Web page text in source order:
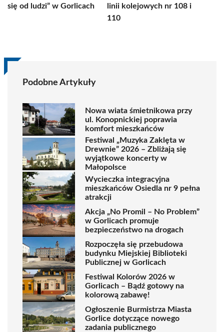
się od ludzi” w Gorlicach
linii kolejowych nr 108 i
110
Podobne Artykuły
Nowa wiata śmietnikowa przy
ul. Konopnickiej poprawia
komfort mieszkańców
Festiwal „Muzyka Zaklęta w
Drewnie” 2026 – Zbliżają się
wyjątkowe koncerty w
Małopolsce
Wycieczka integracyjna
mieszkańców Osiedla nr 9 pełna
atrakcji
Akcja „No Promil – No Problem”
w Gorlicach promuje
bezpieczeństwo na drogach
Rozpoczęła się przebudowa
budynku Miejskiej Biblioteki
Publicznej w Gorlicach
Festiwal Kolorów 2026 w
Gorlicach – Bądź gotowy na
kolorową zabawę!
Ogłoszenie Burmistrza Miasta
Gorlice dotyczące nowego
zadania publicznego